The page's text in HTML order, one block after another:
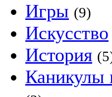
Игры (9)
Искусство
История
Каникулы